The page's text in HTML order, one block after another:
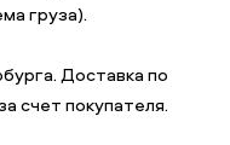
груза).
Доставка по
счет покупателя.